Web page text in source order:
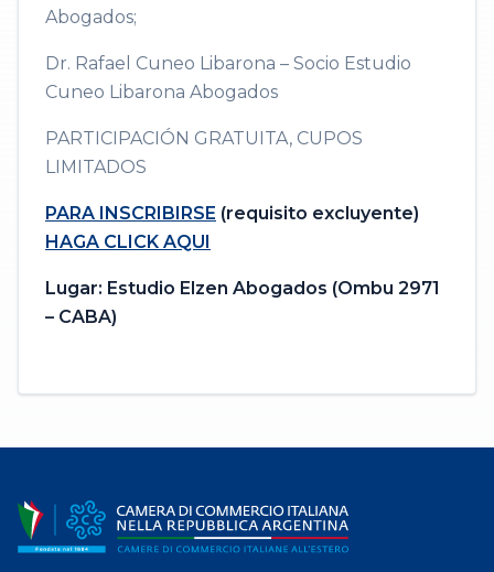
Abogados;
Dr. Rafael Cuneo Libarona – Socio Estudio
Cuneo Libarona Abogados
PARTICIPACIÓN GRATUITA, CUPOS
LIMITADOS
PARA INSCRIBIRSE (requisito excluyente)
HAGA CLICK AQUI
Lugar: Estudio Elzen Abogados (Ombu 2971
– CABA)